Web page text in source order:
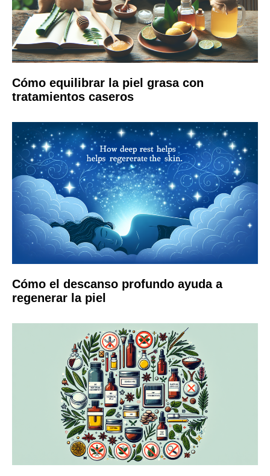
Cómo equilibrar la piel grasa con
tratamientos caseros
Cómo el descanso profundo ayuda a
regenerar la piel